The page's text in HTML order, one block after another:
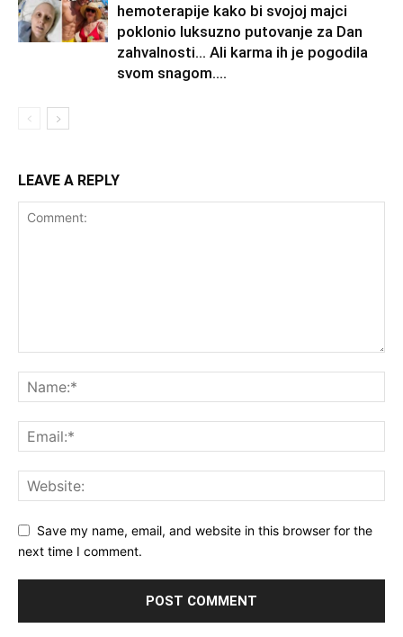
hemoterapije kako bi svojoj majci
poklonio luksuzno putovanje za Dan
zahvalnosti… Ali karma ih je pogodila
svom snagom....
LEAVE A REPLY
Save my name, email, and website in this browser for the
next time I comment.